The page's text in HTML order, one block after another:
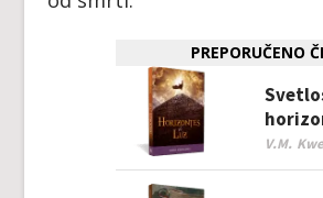
PREPORUČENO
V.M.